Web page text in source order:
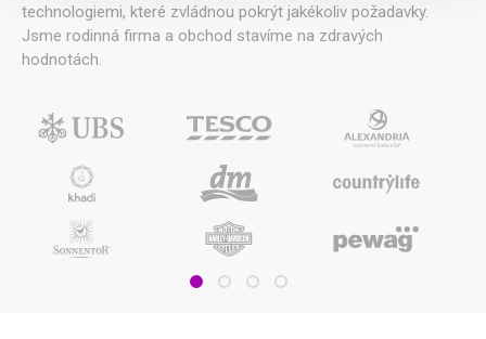
technologiemi, které zvládnou pokrýt jakékoliv požadavky.
Jsme rodinná firma a obchod stavíme na zdravých
hodnotách.